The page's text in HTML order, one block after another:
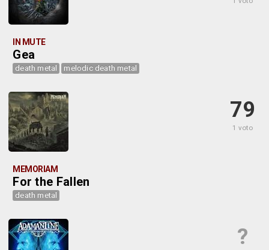
IN MUTE
Gea
death metal melodic death metal
79
1 voto
MEMORIAM
For the Fallen
death metal
?